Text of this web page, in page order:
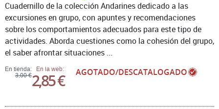
En tienda:
3,00 €
En la web:
2,85 € AGOTADO/DESCATALOGADO
Cuadernillo de la colección Andarines dedicado a las
excursiones en grupo, con apuntes y recomendaciones
sobre los comportamientos adecuados para este tipo de
actividades. Aborda cuestiones como la cohesión del grupo,
el saber afrontar situaciones ...